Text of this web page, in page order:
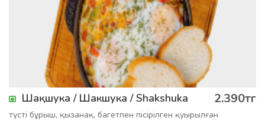
Шақшука / Шакшука / Shakshuka 2.390тг
түсті бұрыш, қызанақ, багетпен пісірілген қуырылған